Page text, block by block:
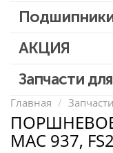
Выключатели,
Запчасти для
Запчасти для
Запчасти для
Конденсаторы
Якоря, статоры
АКЦИЯ
Скидка 50%
Запчасти
Главная
MAC 937,